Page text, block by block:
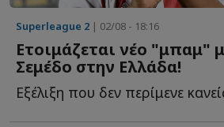
Superleague 2 | 02/08 - 18:16
Ετοιμάζεται νέο "μπαμ"
Σεμέδο στην Ελλάδα!